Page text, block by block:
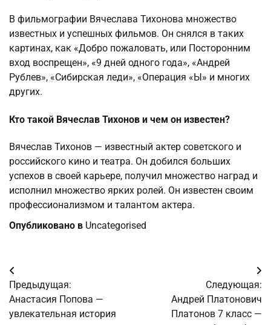
В фильмографии Вячеслава Тихонова множество
известных и успешных фильмов. Он снялся в таких
картинах, как «Добро пожаловать, или Посторонним
вход воспрещен», «9 дней одного года», «Андрей
Рублев», «Сибирская леди», «Операция «Ы» и многих
других.
Кто такой Вячеслав Тихонов и чем он известен?
Вячеслав Тихонов — известный актер советского и
российского кино и театра. Он добился больших
успехов в своей карьере, получил множество наград и
исполнил множество ярких ролей. Он известен своим
профессионализмом и талантом актера.
Опубликовано в Uncategorised
Навигация
по
записям
Предыдущая:
Анастасия Попова —
увлекательная история
Следующая:
Андрей Платонович
Платонов 7 класс —